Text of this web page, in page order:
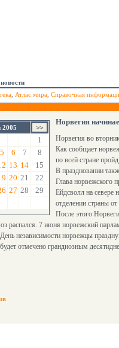
Атлас мира Справочная
1
5 6 7
8
13 14
15
20 21
22
27 28
29
Норвегия
Норвегия во
Как сообщает
по всей стране
В праздновании
Глава норвежского
Ейдсволл на севере
отделении страны
После этого
распался. 7 июня норвежский
независимости норвежцы
отмечено грандиозным